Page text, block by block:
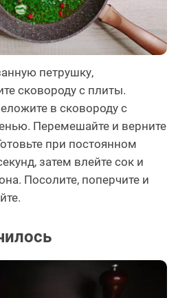
петрушку,
сковороду с плиты.
в сковороду с
Перемешайте и верните
при постоянном
затем влейте сок и
Посолите, поперчите и